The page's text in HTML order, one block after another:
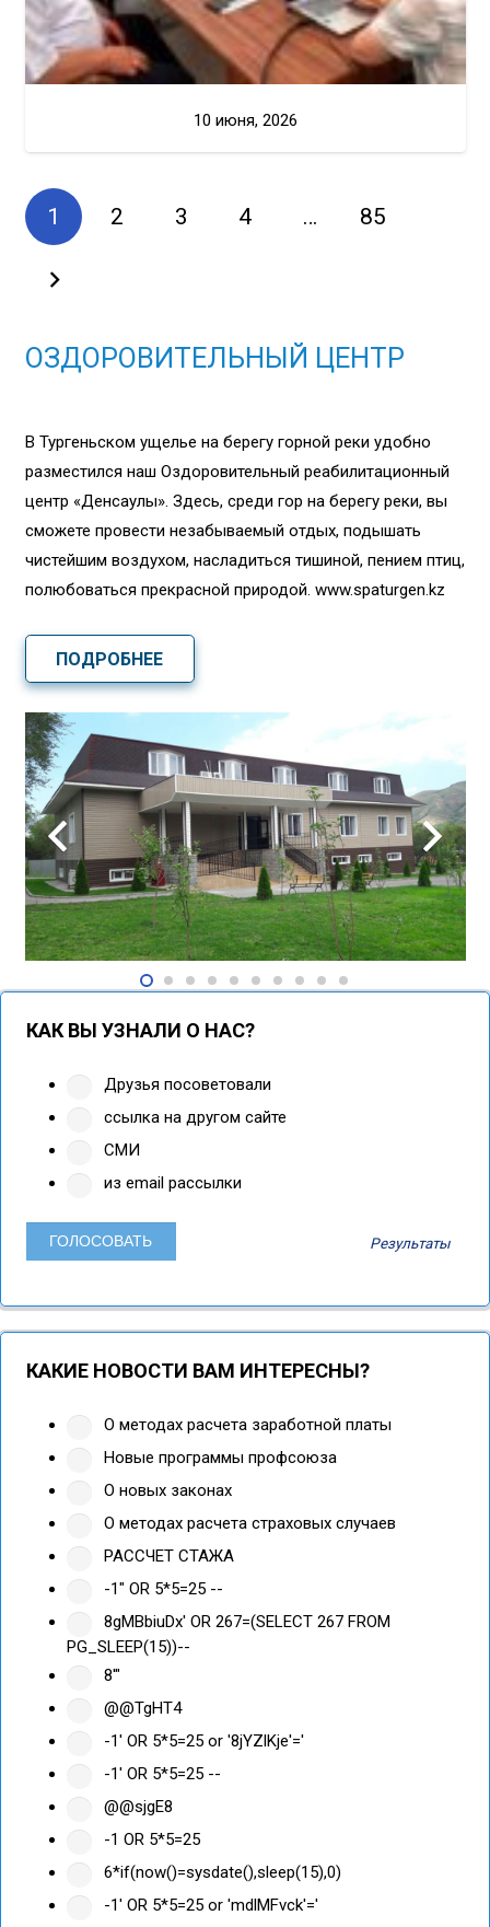
10 июня, 2026
1 2 3 4 … 85
ОЗДОРОВИТЕЛЬНЫЙ ЦЕНТР
В Тургеньском ущелье на берегу горной реки удобно
разместился наш Оздоровительный реабилитационный
центр «Денсаулық». Здесь, среди гор на берегу реки, вы
сможете провести незабываемый отдых, подышать
чистейшим воздухом, насладиться тишиной, пением птиц,
полюбоваться прекрасной природой. www.spaturgen.kz
ПОДРОБНЕЕ
КАК ВЫ УЗНАЛИ О НАС?
Друзья посоветовали
ссылка на другом сайте
СМИ
из email рассылки
Результаты
КАКИЕ НОВОСТИ ВАМ ИНТЕРЕСНЫ?
О методах расчета заработной платы
Новые программы профсоюза
О новых законах
О методах расчета страховых случаев
РАССЧЕТ СТАЖА
-1" OR 5*5=25 --
8gMBbiuDx' OR 267=(SELECT 267 FROM
PG_SLEEP(15))--
8'"
@@TgHT4
-1' OR 5*5=25 or '8jYZlKje'='
-1' OR 5*5=25 --
@@sjgE8
-1 OR 5*5=25
6*if(now()=sysdate(),sleep(15),0)
-1' OR 5*5=25 or 'mdlMFvck'='